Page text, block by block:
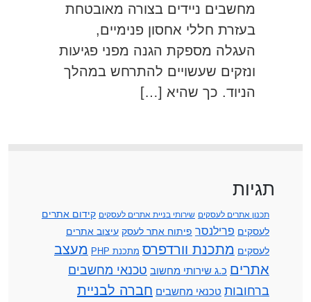
מחשבים ניידים בצורה מאובטחת
בעזרת חללי אחסון פנימיים,
העגלה מספקת הגנה מפני פגיעות
ונזקים שעשויים להתרחש במהלך
הניוד. כך שהיא […]
תגיות
תכנון אתרים לעסקים שירותי בניית אתרים לעסקים קידום אתרים
לעסקים פרילנסר פיתוח אתר לעסק עיצוב אתרים
לעסקים מתכנת וורדפרס מתכנת PHP
מעצב
אתרים כ.ג שירותי מחשוב טכנאי מחשבים
ברחובות טכנאי מחשבים חברה לבניית